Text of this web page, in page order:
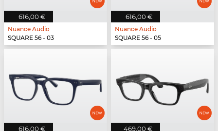
616,00 €
Nuance Audio
SQUARE 56 - 03
616,00 €
Nuance Audio
SQUARE 56 - 05
616,00 € 469,00 €